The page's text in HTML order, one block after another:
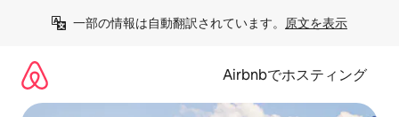
一部の情報は自動翻訳されています。 原文を表示
Airbnbでホスティング